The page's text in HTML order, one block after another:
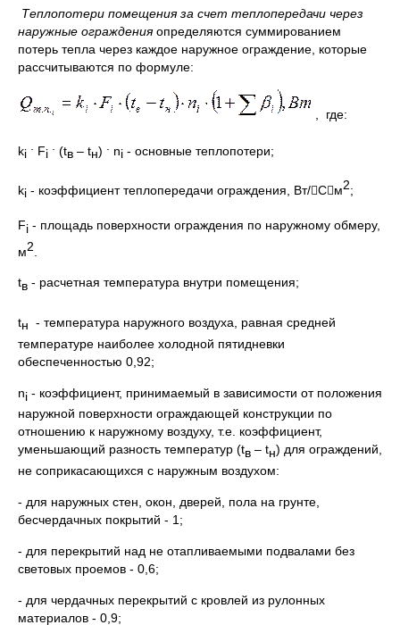
Теплопотери помещения за счет теплопередачи через
наружные огражденияопределяются суммированием
потерь тепла через каждое наружное ограждение, которые
рассчитываются по формуле:
, где:
ki Fi (tв – tн) ni - основные теплопотери;
ki - коэффициент теплопередачи ограждения, Вт/См2;
Fi - площадь поверхности ограждения по наружному обмеру,
м2
tв - расчетная температура внутри помещения;
tн - температура наружного воздуха, равная средней
температуре наиболее холодной пятидневки
обеспеченностью 0,92;
ni - коэффициент, принимаемый в зависимости от положения
наружной поверхности ограждающей конструкции по
отношению к наружному воздуху, т.е. коэффициент,
уменьшающий разность температур (tв – tн) для ограждений,
не соприкасающихся с наружным воздухом:
- для наружных стен, окон, дверей, пола на грунте,
бесчердачных покрытий - 1;
- для перекрытий над не отапливаемыми подвалами без
световых проемов - 0,6;
- для чердачных перекрытий с кровлей из рулонных
материалов - 0,9;